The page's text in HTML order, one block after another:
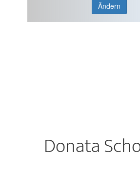
Ändern
Donata